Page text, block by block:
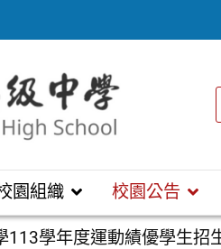
園組織 校園公告
113學年度運動績優學生招